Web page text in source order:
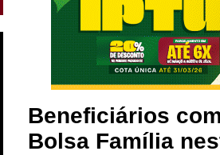
Beneficiários
Bolsa Família